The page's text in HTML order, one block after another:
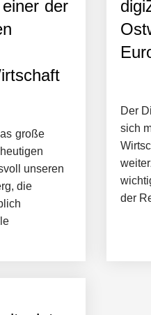
der
große
unseren
die
Der
sich
der
Rekordfinanzierung von bis
Amazon Web Services starten
Bundesliga-Premiere: